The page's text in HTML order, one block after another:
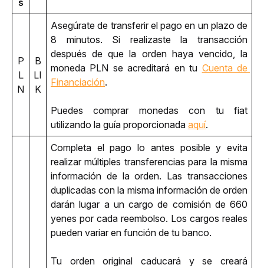
P
L
N
B
LI
K
Asegúrate de transferir el pago en un plazo de
8 minutos. Si realizaste la transacción
después de que la orden haya vencido, la
moneda PLN se acreditará en tu Cuenta de
Financiación.
Puedes comprar monedas con tu fiat
utilizando la guía proporcionada aquí.
Completa el pago lo antes posible y evita
realizar múltiples transferencias para la misma
información de la orden. Las transacciones
duplicadas con la misma información de orden
darán lugar a un cargo de comisión de 660
yenes por cada reembolso. Los cargos reales
pueden variar en función de tu banco.
Tu orden original caducará y se creará